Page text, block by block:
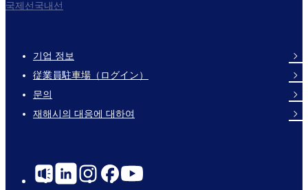
국제선국내선
Footer
Links
기업 정보
従業員駐車場（ログイン）
문의
재해시의 대응에 대하여
Social